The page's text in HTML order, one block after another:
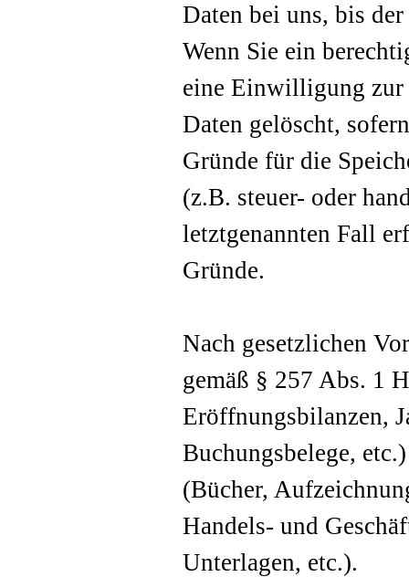
Daten bei uns, bis
Wenn Sie ein
eine Einwilligung zur
Daten gelöscht,
Gründe für die
(z.B. steuer- oder
letztgenannten Fall
Gründe.
Nach gesetzlichen
gemäß § 257 Abs. 1
Eröffnungsbilanzen,
Buchungsbelege,
(Bücher,
Handels- und
Unterlagen, etc.).